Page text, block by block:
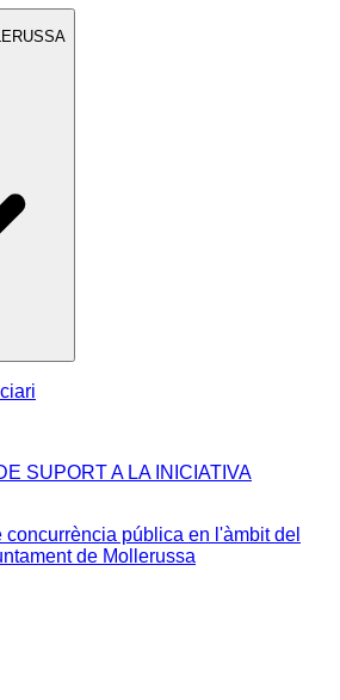
SUPORT A LA INICIATIVA
pública en l'àmbit del
de Mollerussa